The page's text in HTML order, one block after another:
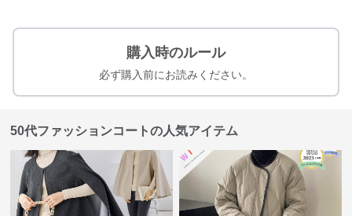
購入時のルール
必ず購入前にお読みください。
50代ファッションコートの人気アイテム